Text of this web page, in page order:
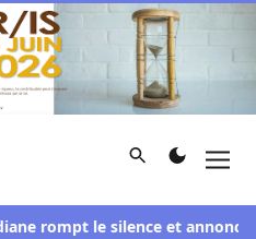
et d'investigation
Rechercher
rompt le silence et annonce